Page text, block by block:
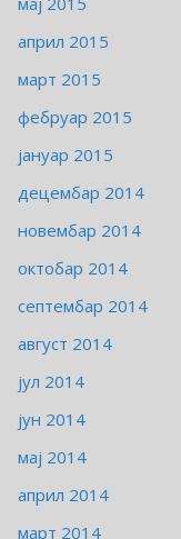
април 2015
март 2015
фебруар 2015
јануар 2015
децембар 2014
новембар 2014
октобар 2014
септембар 2014
август 2014
јул 2014
јун 2014
мај 2014
април 2014
март 2014